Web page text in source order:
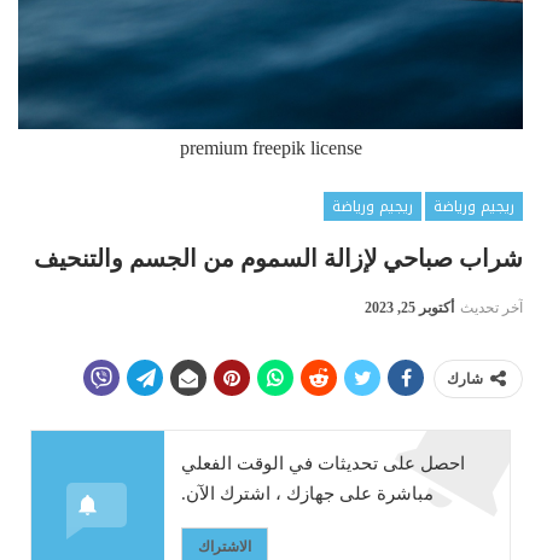
premium freepik license
ريجيم ورياضة
ريجيم ورياضة
شراب صباحي لإزالة السموم من الجسم والتنحيف
آخر تحديث أكتوبر 25, 2023
شارك
احصل على تحديثات في الوقت الفعلي
مباشرة على جهازك ، اشترك الآن.
الاشتراك